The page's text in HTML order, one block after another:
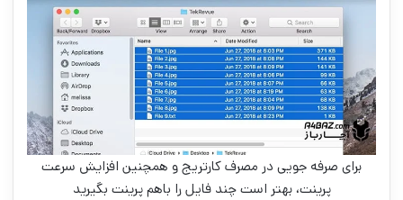
برای صرفه جویی در مصرف کارتریج و همچنین افزایش سرعت
پرینت، بهتر است چند فایل را باهم پرینت بگیرید